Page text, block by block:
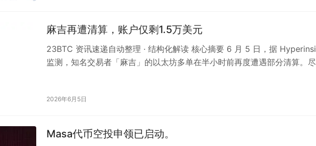
麻吉再遭清算，账户仅剩1.5万美元
23BTC 资讯速递自动整理 · 结构化解读 核心摘要 6 月 5 日，据
监测，知名交易者「麻吉」的以太坊多单在半小时前再度遭遇部分清算。
2026年6月5日
Masa代币空投申领已启动。